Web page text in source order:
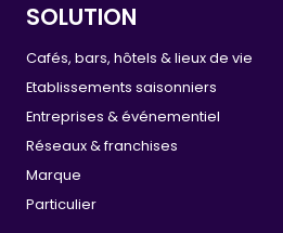
SOLUTION
Cafés, bars, hôtels & lieux de vie
Etablissements saisonniers
Entreprises & événementiel
Réseaux & franchises
Marque
Particulier